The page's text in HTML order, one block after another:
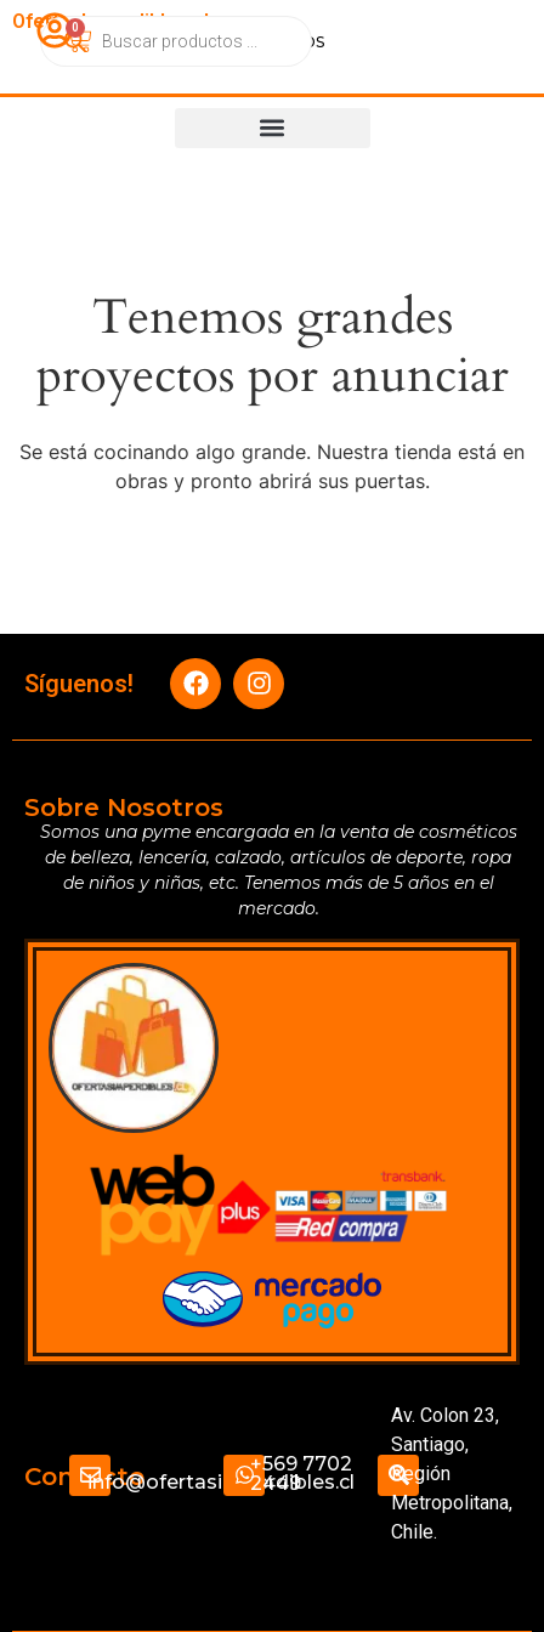
OfertasImperdibles.cl
CatálogoContactoNosotros
0
Tenemos grandes
proyectos por anunciar
Se está cocinando algo grande. Nuestra tienda está en
obras y pronto abrirá sus puertas.
Síguenos!
Sobre Nosotros
Somos una pyme encargada en la venta de cosméticos
de belleza, lencería, calzado, artículos de deporte, ropa
de niños y niñas, etc. Tenemos más de 5 años en el
mercado.
Contactoinfo@ofertasimperdibles.cl
+569 7702
2449
Av. Colon 23,
Santiago,
Región
Metropolitana,
Chile.